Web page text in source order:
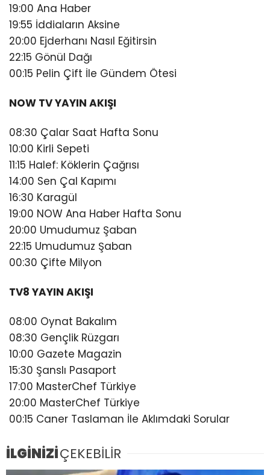
19:00 Ana Haber
19:55 İddiaların Aksine
20:00 Ejderhanı Nasıl Eğitirsin
22:15 Gönül Dağı
00:15 Pelin Çift İle Gündem Ötesi
NOW TV YAYIN AKIŞI
08:30 Çalar Saat Hafta Sonu
10:00 Kirli Sepeti
11:15 Halef: Köklerin Çağrısı
14:00 Sen Çal Kapımı
16:30 Karagül
19:00 NOW Ana Haber Hafta Sonu
20:00 Umudumuz Şaban
22:15 Umudumuz Şaban
00:30 Çifte Milyon
TV8 YAYIN AKIŞI
08:00 Oynat Bakalım
08:30 Gençlik Rüzgarı
10:00 Gazete Magazin
15:30 Şanslı Pasaport
17:00 MasterChef Türkiye
20:00 MasterChef Türkiye
00:15 Caner Taslaman İle Aklımdaki Sorular
İLGİNİZİÇEKEBİLİR